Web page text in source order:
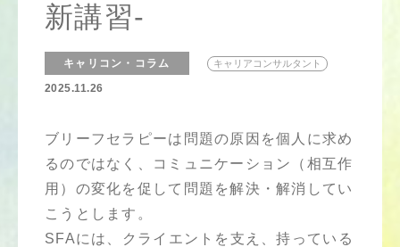
新講習-
キャリコン・コラム キャリアコンサルタント
2025.11.26
ブリーフセラピーは問題の原因を個人に求め
るのではなく、コミュニケーション（相互作
用）の変化を促して問題を解決・解消してい
こうとします。
SFAには、クライエントを支え、持っている